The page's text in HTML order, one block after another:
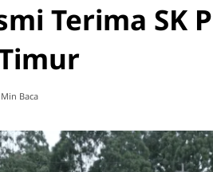
Terima SK
Baca